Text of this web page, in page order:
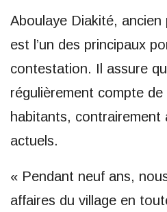
Aboulaye Diakité,
est l’un des principaux
contestation. Il assure
régulièrement compte
habitants, contrairement
actuels.
« Pendant neuf ans,
affaires du village en